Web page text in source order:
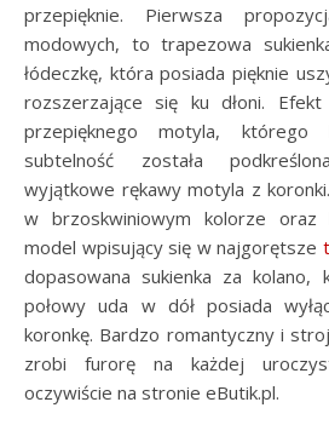
przepięknie. Pierwsza
modowych, to trapezowa
łódeczkę, która posiada pięknie
rozszerzające się ku dłoni.
przepięknego motyla, którego
subtelność została
wyjątkowe rękawy motyla z
w brzoskwiniowym kolorze oraz
model wpisujący się w najgorętsze
dopasowana sukienka za
połowy uda w dół posiada
koronkę. Bardzo romantyczny i
zrobi furorę na każdej
oczywiście na stronie eButik.pl.